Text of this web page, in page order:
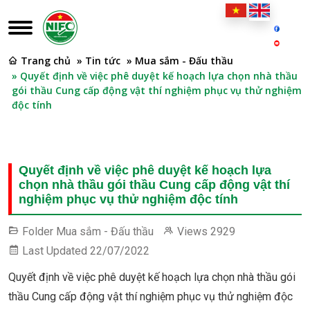
Trang chủ » Tin tức » Mua sắm - Đấu thầu
» Quyết định về việc phê duyệt kế hoạch lựa chọn nhà thầu
gói thầu Cung cấp động vật thí nghiệm phục vụ thử nghiệm
độc tính
Quyết định về việc phê duyệt kế hoạch lựa
chọn nhà thầu gói thầu Cung cấp động vật thí
nghiệm phục vụ thử nghiệm độc tính
Folder Mua sắm - Đấu thầu Views 2929
Last Updated 22/07/2022
Quyết định về việc phê duyệt kế hoạch lựa chọn nhà thầu gói
thầu Cung cấp động vật thí nghiệm phục vụ thử nghiệm độc